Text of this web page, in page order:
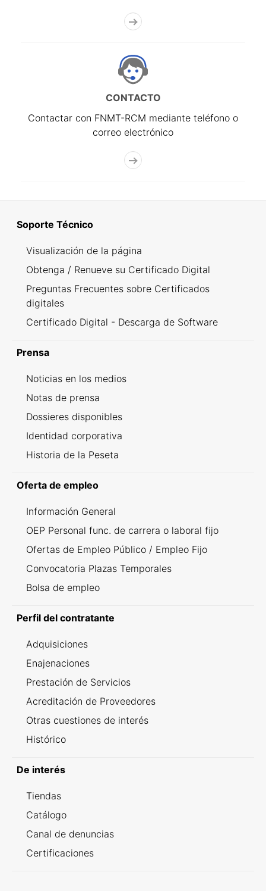
CONTACTO
Contactar con FNMT-RCM mediante teléfono o
correo electrónico
Soporte Técnico
Visualización de la página
Obtenga / Renueve su Certificado Digital
Preguntas Frecuentes sobre Certificados
digitales
Certificado Digital - Descarga de Software
Prensa
Noticias en los medios
Notas de prensa
Dossieres disponibles
Identidad corporativa
Historia de la Peseta
Oferta de empleo
Información General
OEP Personal func. de carrera o laboral fijo
Ofertas de Empleo Público / Empleo Fijo
Convocatoria Plazas Temporales
Bolsa de empleo
Perfil del contratante
Adquisiciones
Enajenaciones
Prestación de Servicios
Acreditación de Proveedores
Otras cuestiones de interés
Histórico
De interés
Tiendas
Catálogo
Canal de denuncias
Certificaciones